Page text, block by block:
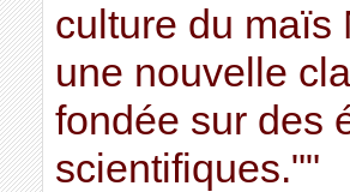
culture du maïs
une nouvelle
fondée sur des
scientifiques.""